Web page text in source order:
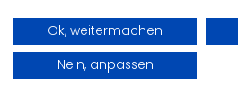
Ok, weitermachen
Nein, anpassen